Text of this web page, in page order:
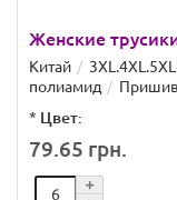
Женские
Китай
полиамид
* Цвет:
79.65 грн.